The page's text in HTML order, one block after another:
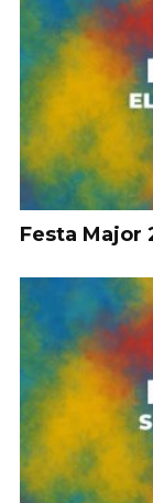
Festa Major